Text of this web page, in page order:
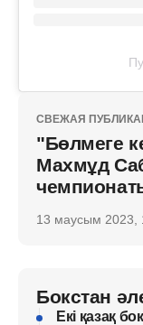
СВЕЖАЯ
"Бөлмеге
Махмұд
13 маусым 2023,
Бокстан
Екі қазақ